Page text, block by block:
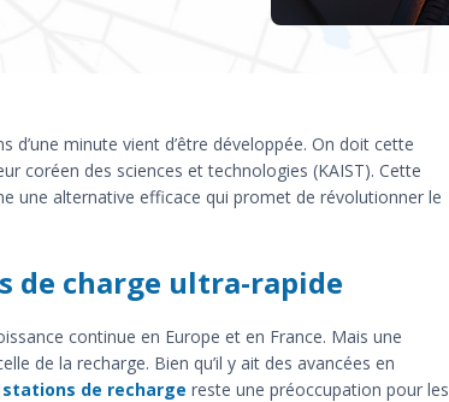
minute vient d’être développée. On doit cette
coréen des sciences et technologies (KAIST). Cette
une alternative efficace qui promet de révolutionner le
de charge ultra-rapide
continue en Europe et en France. Mais une
de la recharge. Bien qu’il y ait des avancées en
stations de recharge reste une préoccupation pour les